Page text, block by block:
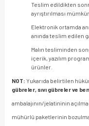
Teslim edildikten
ayrıştırılması
Elektronik ortamda
anında teslim edilen
Malın tesliminden
içerik, yazılım
ürünler.
NOT: Yukarıda belirtilen
gübreler, sıvı gübreler ve
ambalajının/jelatininin
mühürlü paketlerinin